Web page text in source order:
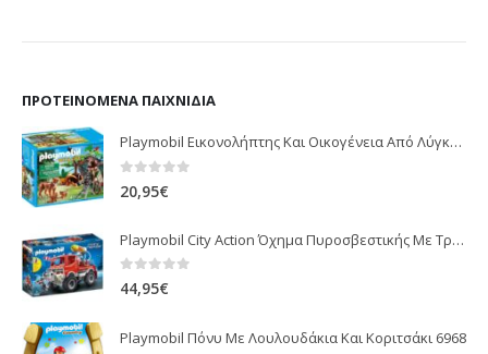
ΠΡΟΤΕΙΝΌΜΕΝΑ ΠΑΙΧΝΊΔΙΑ
Playmobil Εικονολήπτης Και Οικογένεια Από Λύγκες 5561
20,95€
Playmobil City Action Όχημα Πυροσβεστικής Με Τροχαλία Ρυμούλκησης 9466
0 out of 5
44,95€
Playmobil Πόνυ Με Λουλουδάκια Και Κοριτσάκι 6968